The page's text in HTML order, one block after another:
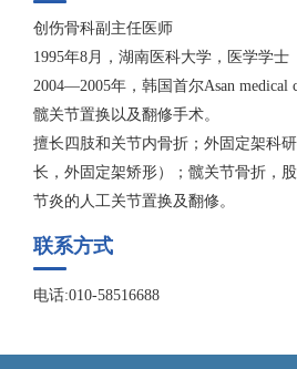
创伤骨科副主任医师
1995年8月，湖南医科大学，医学学士
2004—2005年，韩国首尔Asan medical
髋关节置换以及翻修手术。
擅长四肢和关节内骨折；外固定架科
长，外固定架矫形）；髋关节骨折，
节炎的人工关节置换及翻修。
联系方式
电话:010-58516688